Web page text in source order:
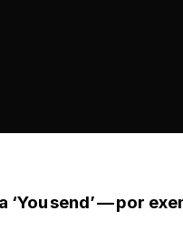
send’ — por